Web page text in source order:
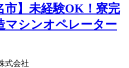
市】未経験OK！寮完
マシンオペレーター
式会社